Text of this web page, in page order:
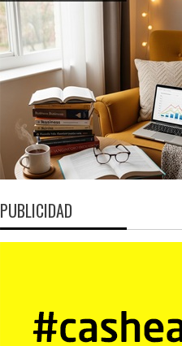
PUBLICIDAD